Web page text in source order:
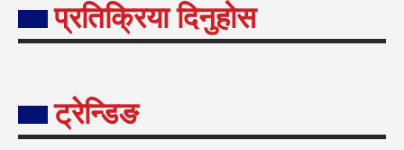
प्रतिक्रिया दिनुहोस
ट्रेन्डिङ